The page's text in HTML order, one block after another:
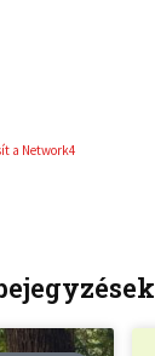
a Network4